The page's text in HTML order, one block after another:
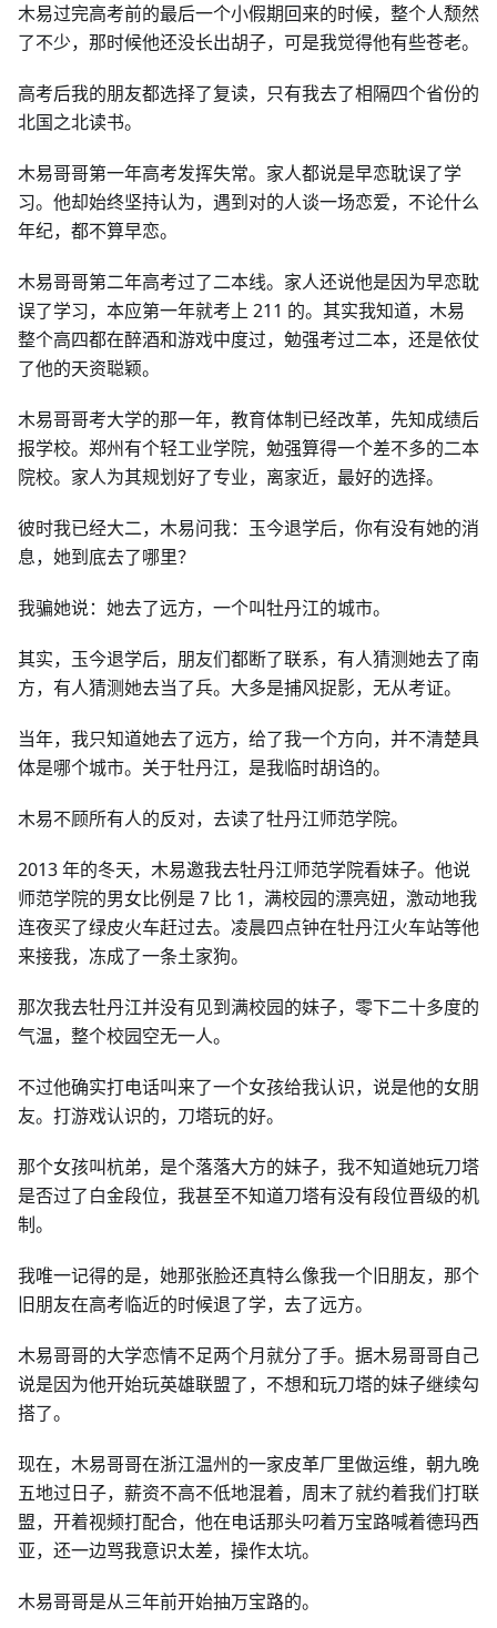
木易过完高考前的最后一个小假期回来的时候，整个人颓然
了不少，那时候他还没长出胡子，可是我觉得他有些苍老。
高考后我的朋友都选择了复读，只有我去了相隔四个省份的
北国之北读书。
木易哥哥第一年高考发挥失常。家人都说是早恋耽误了学
习。他却始终坚持认为，遇到对的人谈一场恋爱，不论什么
年纪，都不算早恋。
木易哥哥第二年高考过了二本线。家人还说他是因为早恋耽
误了学习，本应第一年就考上 211 的。其实我知道，木易
整个高四都在醉酒和游戏中度过，勉强考过二本，还是依仗
了他的天资聪颖。
木易哥哥考大学的那一年，教育体制已经改革，先知成绩后
报学校。郑州有个轻工业学院，勉强算得一个差不多的二本
院校。家人为其规划好了专业，离家近，最好的选择。
彼时我已经大二，木易问我：玉今退学后，你有没有她的消
息，她到底去了哪里？
我骗她说：她去了远方，一个叫牡丹江的城市。
其实，玉今退学后，朋友们都断了联系，有人猜测她去了南
方，有人猜测她去当了兵。大多是捕风捉影，无从考证。
当年，我只知道她去了远方，给了我一个方向，并不清楚具
体是哪个城市。关于牡丹江，是我临时胡诌的。
木易不顾所有人的反对，去读了牡丹江师范学院。
2013 年的冬天，木易邀我去牡丹江师范学院看妹子。他说
师范学院的男女比例是 7 比 1，满校园的漂亮妞，激动地我
连夜买了绿皮火车赶过去。凌晨四点钟在牡丹江火车站等他
来接我，冻成了一条土家狗。
那次我去牡丹江并没有见到满校园的妹子，零下二十多度的
气温，整个校园空无一人。
不过他确实打电话叫来了一个女孩给我认识，说是他的女朋
友。打游戏认识的，刀塔玩的好。
那个女孩叫杭弟，是个落落大方的妹子，我不知道她玩刀塔
是否过了白金段位，我甚至不知道刀塔有没有段位晋级的机
制。
我唯一记得的是，她那张脸还真特么像我一个旧朋友，那个
旧朋友在高考临近的时候退了学，去了远方。
木易哥哥的大学恋情不足两个月就分了手。据木易哥哥自己
说是因为他开始玩英雄联盟了，不想和玩刀塔的妹子继续勾
搭了。
现在，木易哥哥在浙江温州的一家皮革厂里做运维，朝九晚
五地过日子，薪资不高不低地混着，周末了就约着我们打联
盟，开着视频打配合，他在电话那头叼着万宝路喊着德玛西
亚，还一边骂我意识太差，操作太坑。
木易哥哥是从三年前开始抽万宝路的。